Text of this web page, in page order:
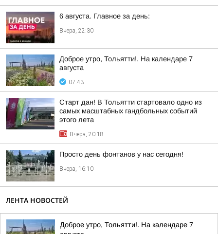
6 августа. Главное за день:
Вчера, 22:30
Доброе утро, Тольятти!. На календаре 7
августа
07:43
Старт дан! В Тольятти стартовало одно из
самых масштабных гандбольных событий
этого лета
Вчера, 20:18
Просто день фонтанов у нас сегодня!
Вчера, 16:10
ЛЕНТА НОВОСТЕЙ
Доброе утро, Тольятти!. На календаре 7